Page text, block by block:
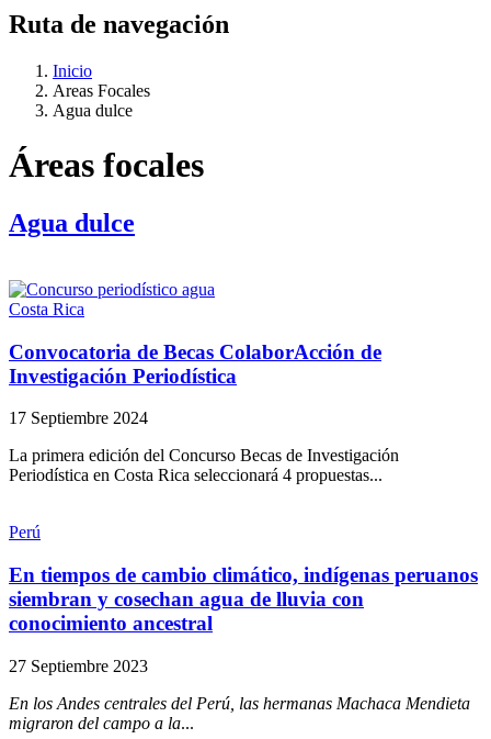
Ruta de navegación
Inicio
Areas Focales
Agua dulce
Áreas focales
Agua dulce
Costa Rica
Convocatoria de Becas ColaborAcción de
Investigación Periodística
17 Septiembre 2024
La primera edición del Concurso Becas de Investigación
Periodística en Costa Rica seleccionará 4 propuestas...
Perú
En tiempos de cambio climático, indígenas peruanos
siembran y cosechan agua de lluvia con
conocimiento ancestral
27 Septiembre 2023
En los Andes centrales del Perú, las hermanas Machaca Mendieta
migraron del campo a la...